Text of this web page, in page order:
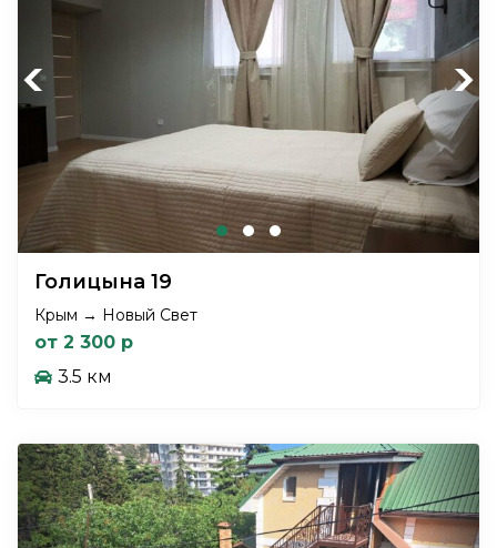
Previous Next
Голицына 19
Крым → Новый Свет
от 2 300 р
3.5 км